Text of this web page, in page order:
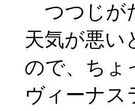
つつじが
天気が悪い
ので、ちょ
ヴィーナス